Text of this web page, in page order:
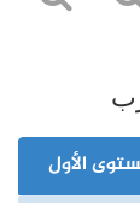
الأول